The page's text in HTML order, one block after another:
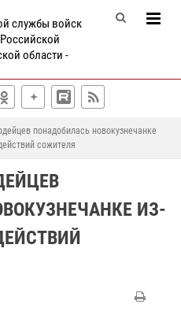
службы войск
области -
понадобилась новокузнечанке
сожителя
ИЗ-